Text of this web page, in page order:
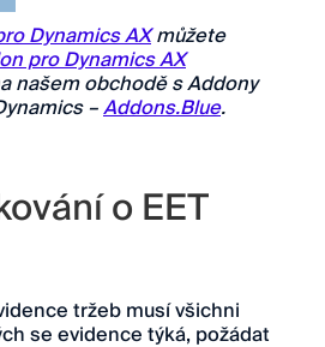
Dynamics AXmůžete
pro Dynamics AX
našem obchodě s Addony
–Addons.Blue.
o EET
tržeb musí všichni
se evidence týká, požádat